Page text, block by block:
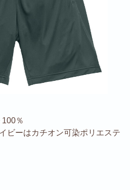
％
ビーはカチオン可染ポリエステ